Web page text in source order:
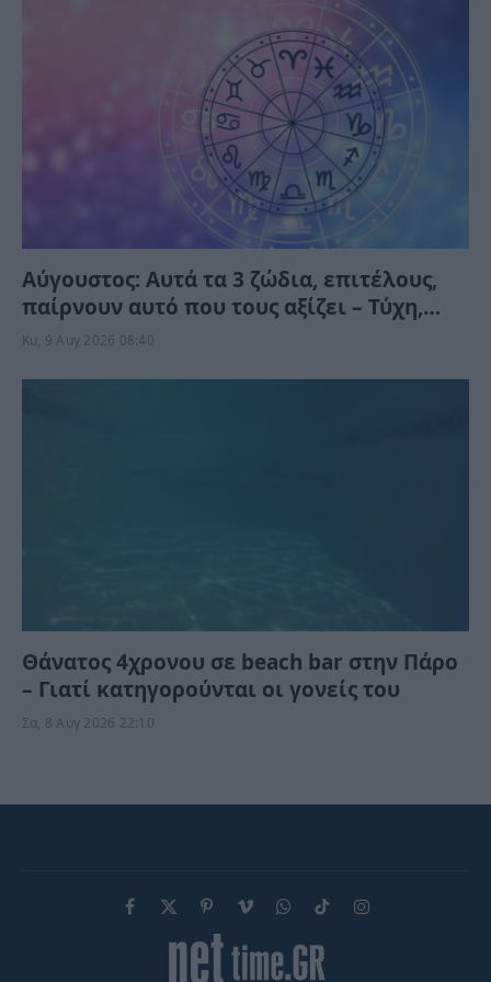
Αύγουστος: Αυτά τα 3 ζώδια, επιτέλους,
παίρνουν αυτό που τους αξίζει – Τύχη,
ευκαιρίες και απρόσμενες εξελίξεις
Κυ, 9 Αυγ 2026 08:40
Θάνατος 4χρονου σε beach bar στην Πάρο
– Γιατί κατηγορούνται οι γονείς του
Σα, 8 Αυγ 2026 22:10
Facebook
X
(Twitter)
PinterestVimeoWhatsApp
TikTokInstagram